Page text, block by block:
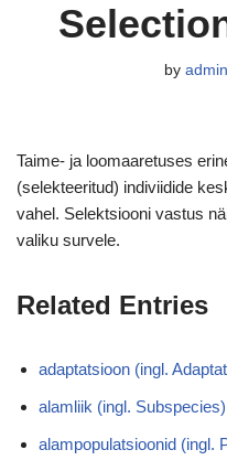
by admin
Taime- ja loomaaretuses
(selekteeritud) indiviidide
vahel. Selektsiooni vastus
valiku survele.
Related Entries
adaptatsioon (ingl.
alamliik (ingl. Subspecies)
alampopulatsioonid (ingl.